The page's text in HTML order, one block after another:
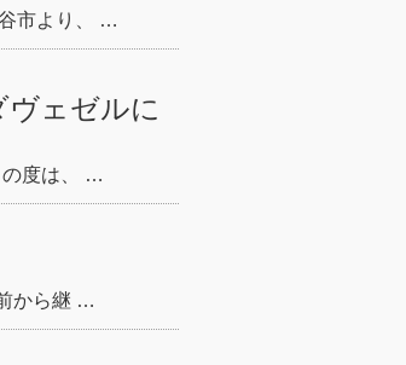
市より、 …
ヴェゼルに
の度は、 …
から継 …